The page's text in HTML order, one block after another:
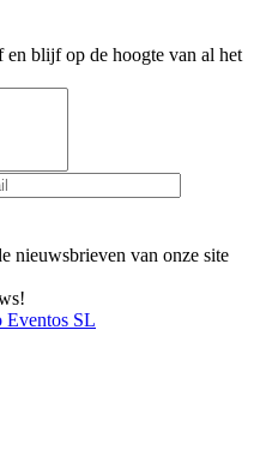
blijf op de hoogte van al het
nieuwsbrieven van onze site